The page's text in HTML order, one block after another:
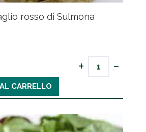
rosso di Sulmona
+ -
CARRELLO